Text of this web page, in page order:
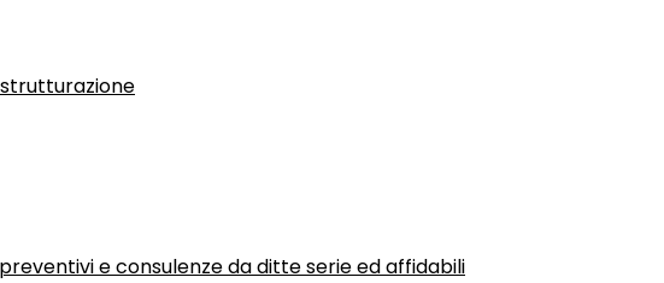
e consulenze da ditte serie ed affidabili